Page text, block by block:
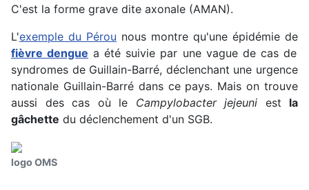
C'est la forme grave dite axonale (AMAN).
L'exemple du Pérou nous montre qu'une épidémie de
fièvre dengue a été suivie par une vague de cas de
syndromes de Guillain-Barré, déclenchant une urgence
nationale Guillain-Barré dans ce pays. Mais on trouve
aussi des cas où le Campylobacter jejeuni est la
gâchette du déclenchement d'un SGB.
logo OMS